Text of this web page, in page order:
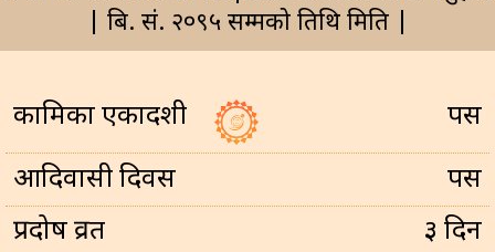
| बि. सं. २०९५ सम्मको तिथि मिति |
कामिका एकादशी
पर्सि
आदिवासी दिवस
पर्सि
प्रदोष व्रत
३ दिन